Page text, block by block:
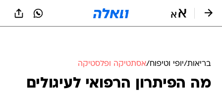
בריאות/יופי וטיפוח/אסתטיקה ופלסטיקה
מה הפיתרון הרפואי לעיגולים